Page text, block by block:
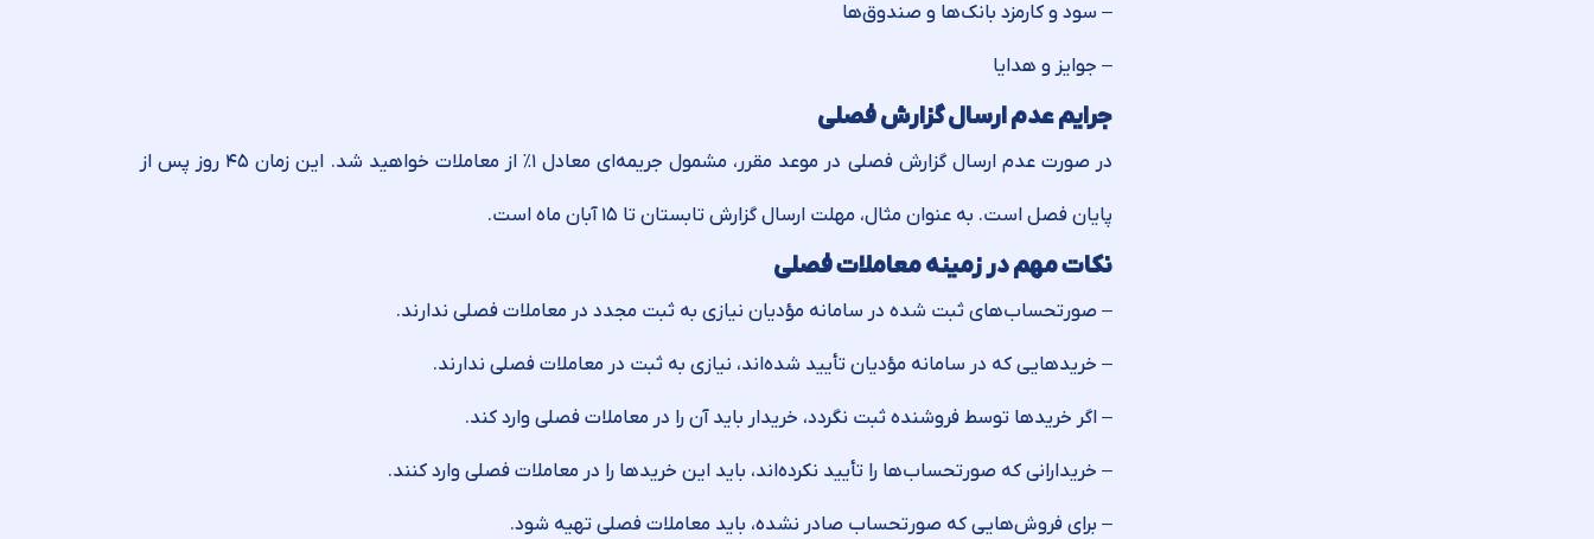
– سود و کارمزد بانک‌ها و صندوق‌ها
– جوایز و هدایا
جرایم عدم ارسال گزارش فصلی
در صورت عدم ارسال گزارش فصلی در موعد مقرر، مشمول جریمه‌ای معادل ۱٪ از معاملات خواهید شد. این زمان ۴۵ روز پس از
پایان فصل است. به عنوان مثال، مهلت ارسال گزارش تابستان تا ۱۵ آبان ماه است.
نکات مهم در زمینه معاملات فصلی
– صورتحساب‌های ثبت شده در سامانه مؤدیان نیازی به ثبت مجدد در معاملات فصلی ندارند.
– خریدهایی که در سامانه مؤدیان تأیید شده‌اند، نیازی به ثبت در معاملات فصلی ندارند.
– اگر خریدها توسط فروشنده ثبت نگردد، خریدار باید آن را در معاملات فصلی وارد کند.
– خریدارانی که صورتحساب‌ها را تأیید نکرده‌اند، باید این خریدها را در معاملات فصلی وارد کنند.
– برای فروش‌هایی که صورتحساب صادر نشده، باید معاملات فصلی تهیه شود.